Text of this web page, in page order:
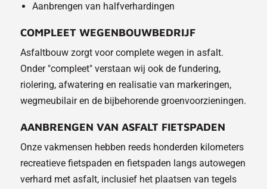
Aanbrengen van halfverhardingen
COMPLEET WEGENBOUWBEDRIJF
Asfaltbouw zorgt voor complete wegen in asfalt.
Onder "compleet" verstaan wij ook de fundering,
riolering, afwatering en realisatie van markeringen,
wegmeubilair en de bijbehorende groenvoorzieningen.
AANBRENGEN VAN ASFALT FIETSPADEN
Onze vakmensen hebben reeds honderden kilometers
recreatieve fietspaden en fietspaden langs autowegen
verhard met asfalt, inclusief het plaatsen van tegels